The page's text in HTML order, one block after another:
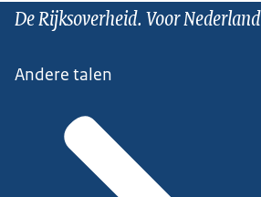
De Rijksoverheid. Voor Nederland
Andere talen